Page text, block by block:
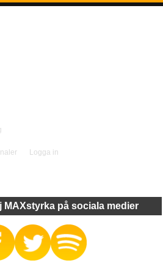
Logga in
MAXstyrka på sociala medier